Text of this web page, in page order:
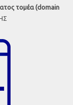
τομέα (domain